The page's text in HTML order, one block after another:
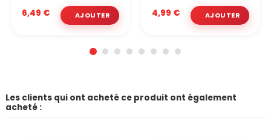
6,49 € 4,99 €
Les clients qui ont acheté ce produit ont également
acheté :